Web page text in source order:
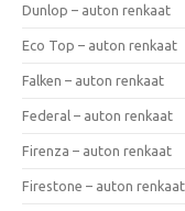
Dunlop – auton renkaat
Eco Top – auton renkaat
Falken – auton renkaat
Federal – auton renkaat
Firenza – auton renkaat
Firestone – auton renkaat